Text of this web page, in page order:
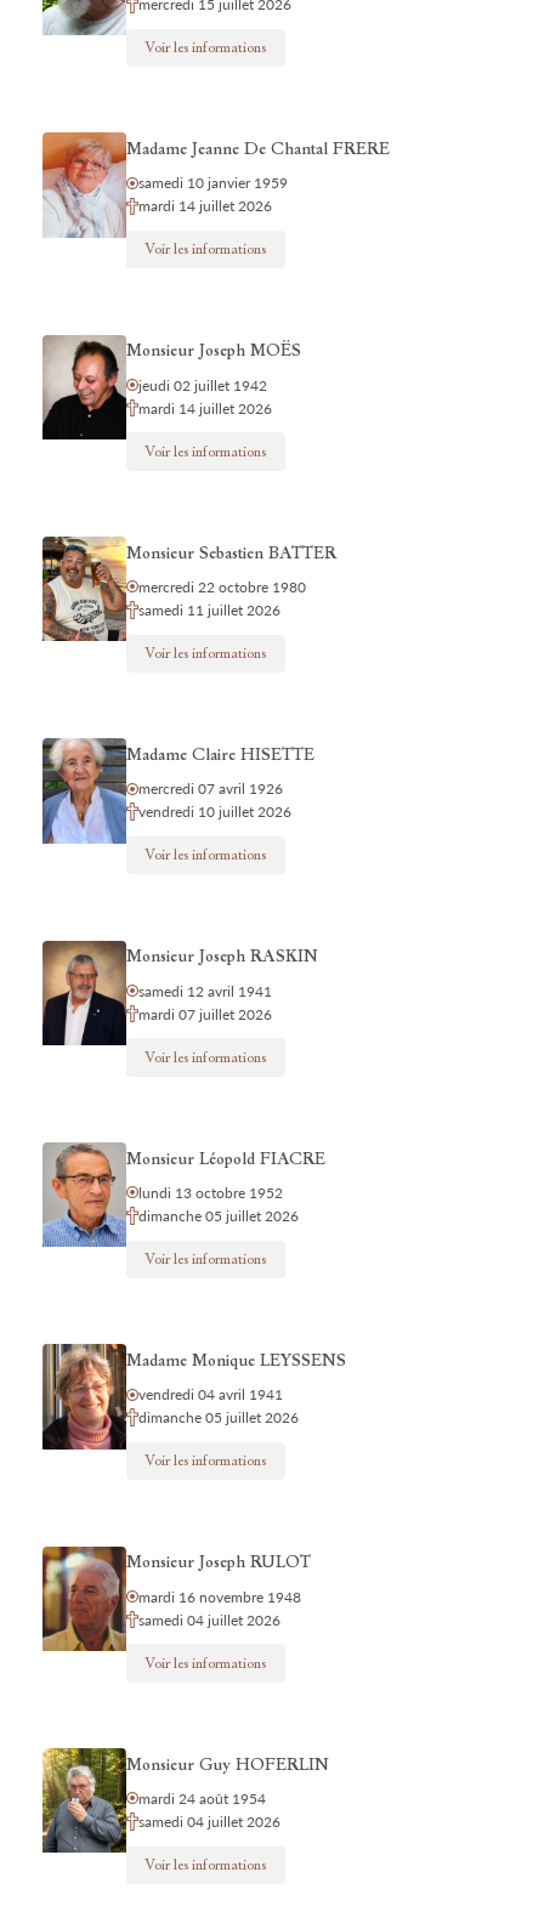
mercredi 15 juillet 2026
Voir les informations
Madame Jeanne De Chantal FRERE
samedi 10 janvier 1959
mardi 14 juillet 2026
Voir les informations
Monsieur Joseph MOËS
jeudi 02 juillet 1942
mardi 14 juillet 2026
Voir les informations
Monsieur Sebastien BATTER
mercredi 22 octobre 1980
samedi 11 juillet 2026
Voir les informations
Madame Claire HISETTE
mercredi 07 avril 1926
vendredi 10 juillet 2026
Voir les informations
Monsieur Joseph RASKIN
samedi 12 avril 1941
mardi 07 juillet 2026
Voir les informations
Monsieur Léopold FIACRE
lundi 13 octobre 1952
dimanche 05 juillet 2026
Voir les informations
Madame Monique LEYSSENS
vendredi 04 avril 1941
dimanche 05 juillet 2026
Voir les informations
Monsieur Joseph RULOT
mardi 16 novembre 1948
samedi 04 juillet 2026
Voir les informations
Monsieur Guy HOFERLIN
mardi 24 août 1954
samedi 04 juillet 2026
Voir les informations